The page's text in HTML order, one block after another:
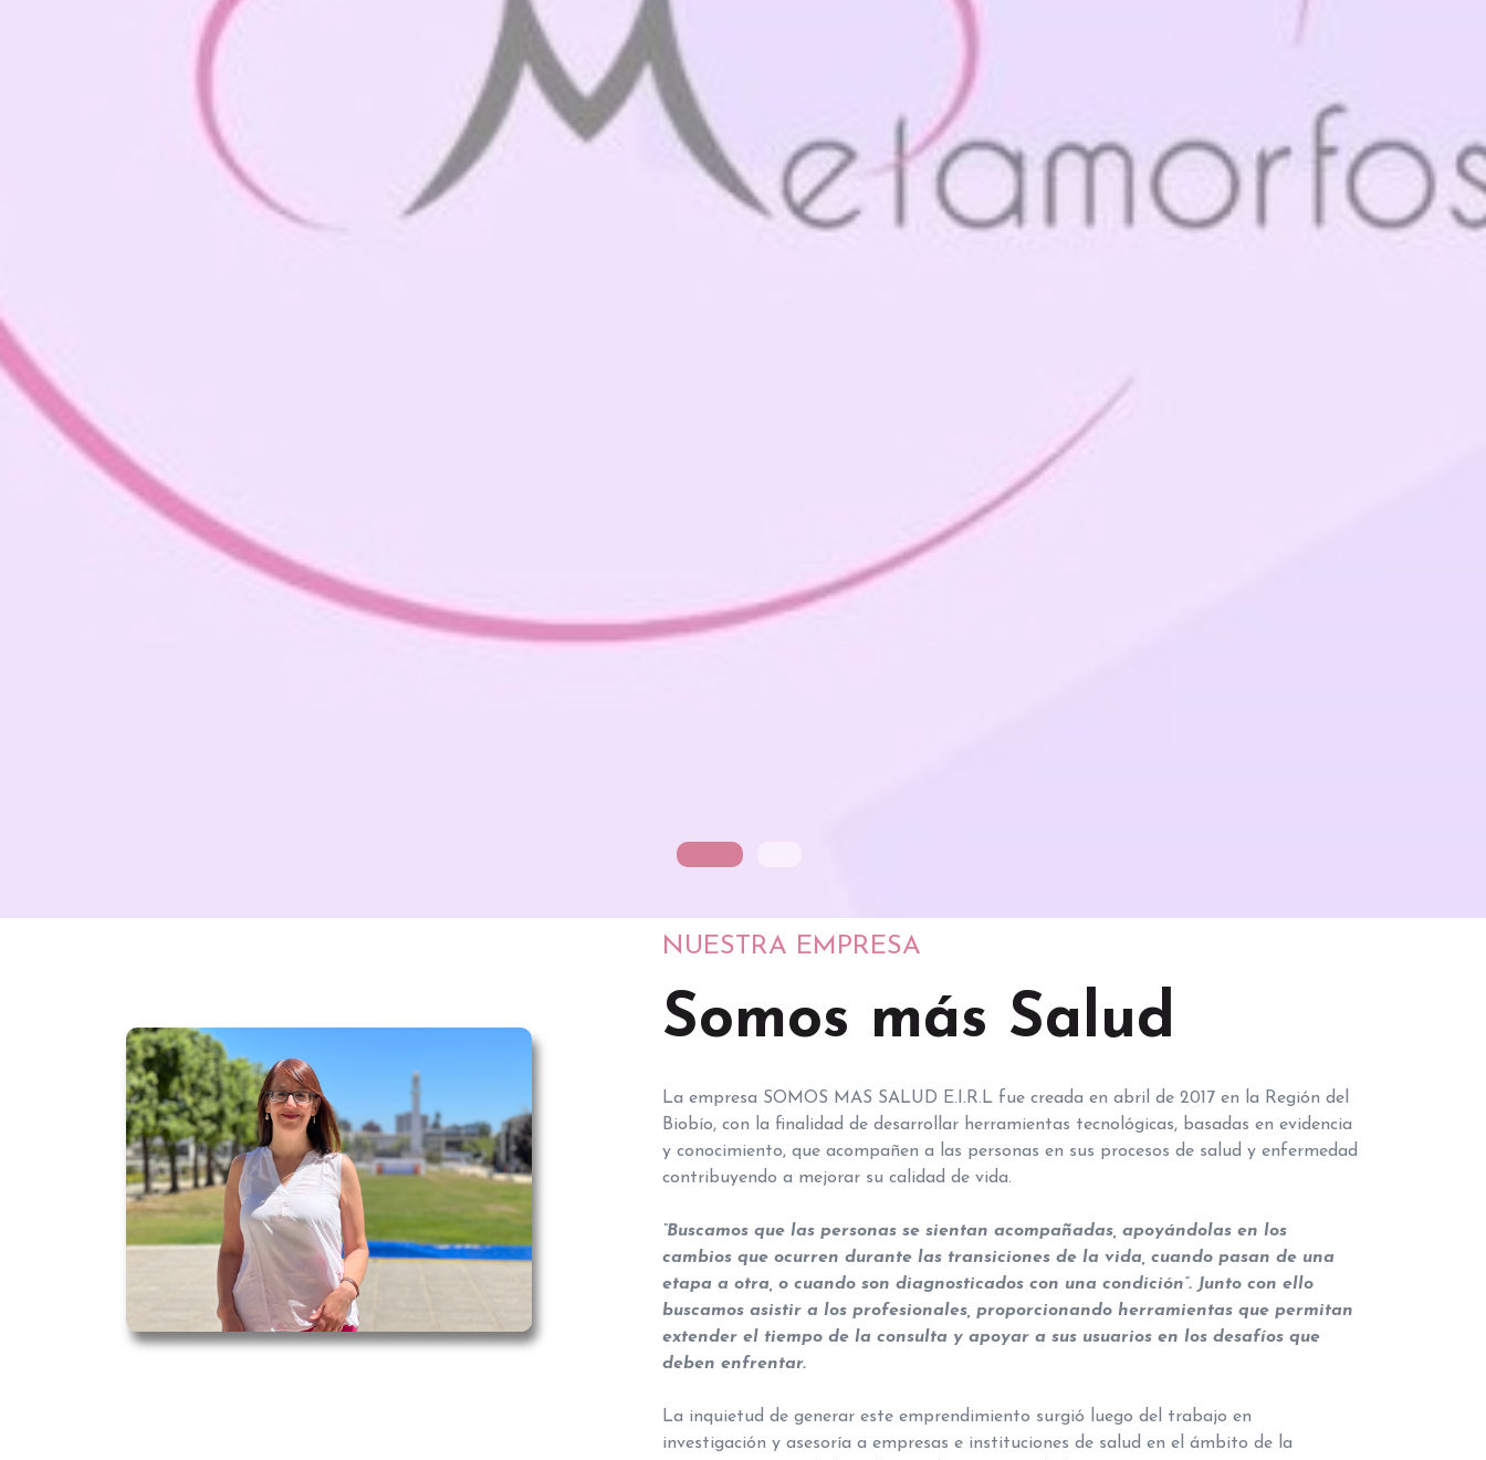
NUESTRA EMPRESA
Somos más Salud
La empresa SOMOS MAS SALUD E.I.R.L fue creada en abril de 2017 en la Región del
Biobío, con la finalidad de desarrollar herramientas tecnológicas, basadas en evidencia
y conocimiento, que acompañen a las personas en sus procesos de salud y enfermedad
contribuyendo a mejorar su calidad de vida.
“Buscamos que las personas se sientan acompañadas, apoyándolas en los
cambios que ocurren durante las transiciones de la vida, cuando pasan de una
etapa a otra, o cuando son diagnosticados con una condición”. Junto con ello
buscamos asistir a los profesionales, proporcionando herramientas que permitan
extender el tiempo de la consulta y apoyar a sus usuarios en los desafíos que
deben enfrentar.
La inquietud de generar este emprendimiento surgió luego del trabajo en
investigación y asesoría a empresas e instituciones de salud en el ámbito de la